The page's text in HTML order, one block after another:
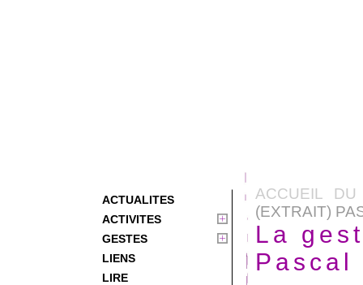
ACTUALITES
ACTIVITES
GESTES
LIENS
LIRE
ACCUEIL
(EXTRAIT)
La
Pascal